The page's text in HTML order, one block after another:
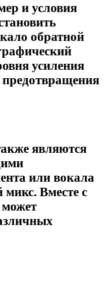
и условия
обратной
усиления
являются
или вокала
Вместе с
может